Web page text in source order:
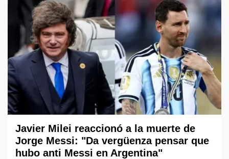
Javier Milei reaccionó a la muerte de
Jorge Messi: "Da vergüenza pensar que
hubo anti Messi en Argentina"